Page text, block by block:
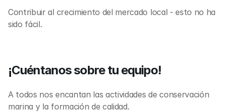
Contribuir al crecimiento del mercado local - esto no ha
sido fácil.
¡Cuéntanos sobre tu equipo!
A todos nos encantan las actividades de conservación
marina y la formación de calidad.